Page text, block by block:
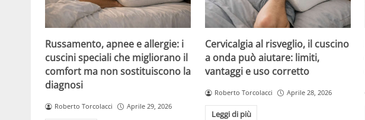
Russamento, apnee e allergie: i
cuscini speciali che migliorano il
comfort ma non sostituiscono la
diagnosi
Roberto Torcolacci Aprile 29, 2026
Cervicalgia al risveglio, il cuscino
a onda può aiutare: limiti,
vantaggi e uso corretto
Roberto Torcolacci Aprile 28, 2026
Leggi di più